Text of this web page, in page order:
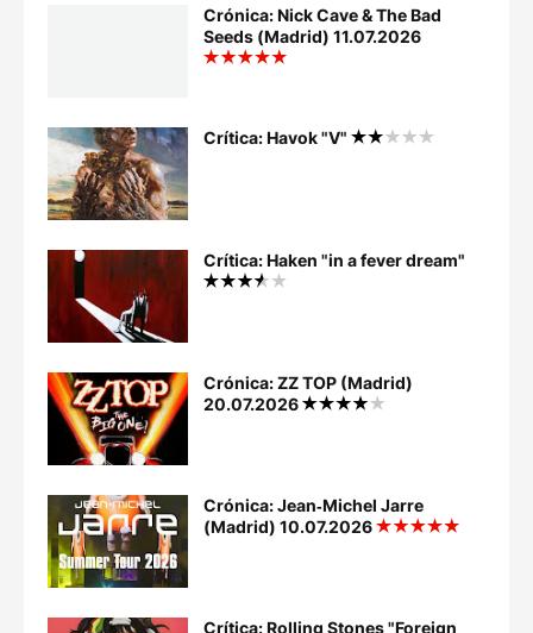
Crónica: Nick Cave & The Bad
Seeds (Madrid) 11.07.2026
Crítica: Havok "V"
Crítica: Haken "in a fever dream"
Crónica: ZZ TOP (Madrid)
20.07.2026
Crónica: Jean‐Michel Jarre
(Madrid) 10.07.2026
Crítica: Rolling Stones "Foreign